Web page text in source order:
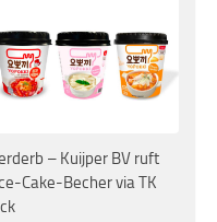
– Kuijper BV ruft
Cake-Becher via TK